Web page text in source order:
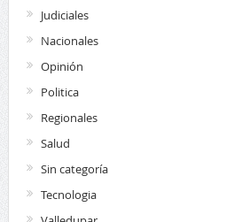
Judiciales
Nacionales
Opinión
Politica
Regionales
Salud
Sin categoría
Tecnologia